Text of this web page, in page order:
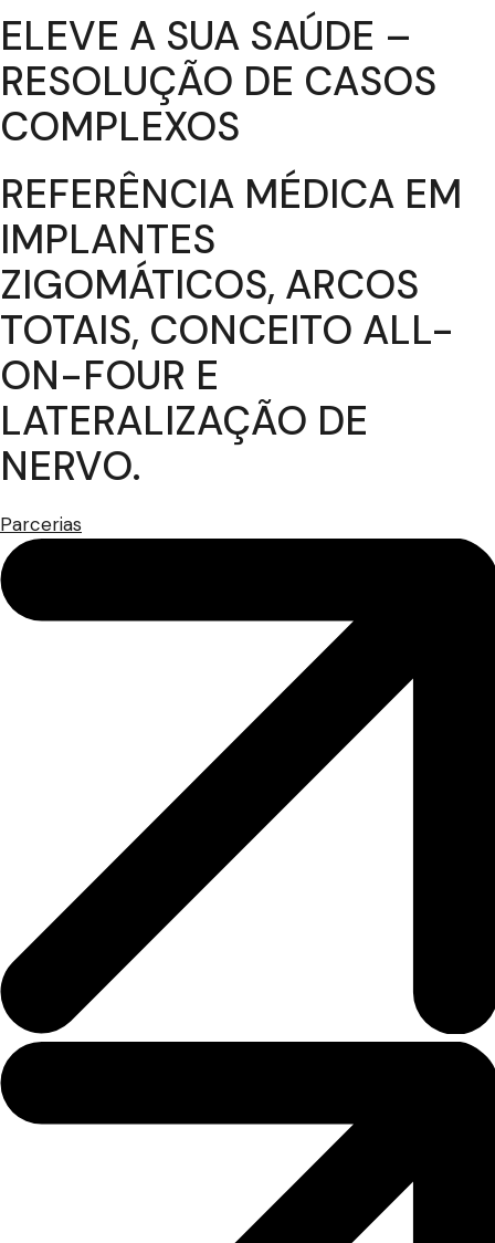
ELEVE A SUA SAÚDE –
RESOLUÇÃO DE CASOS
COMPLEXOS
REFERÊNCIA MÉDICA EM
IMPLANTES
ZIGOMÁTICOS, ARCOS
TOTAIS, CONCEITO ALL-
ON-FOUR E
LATERALIZAÇÃO DE
NERVO.
Parcerias